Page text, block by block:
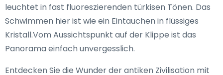
leuchtet in fast fluoreszierenden türkisen Tönen. Das
Schwimmen hier ist wie ein Eintauchen in flüssiges
Kristall.Vom Aussichtspunkt auf der Klippe ist das
Panorama einfach unvergesslich.
Entdecken Sie die Wunder der antiken Zivilisation mit